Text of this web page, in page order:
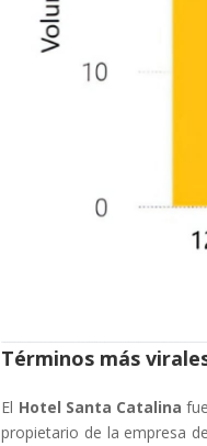
Términos más
El Hotel Santa Catalina
propietario de la empresa